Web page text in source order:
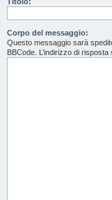
Corpo del messaggio:
Questo messaggio sarà
BBCode. L’indirizzo di risposta